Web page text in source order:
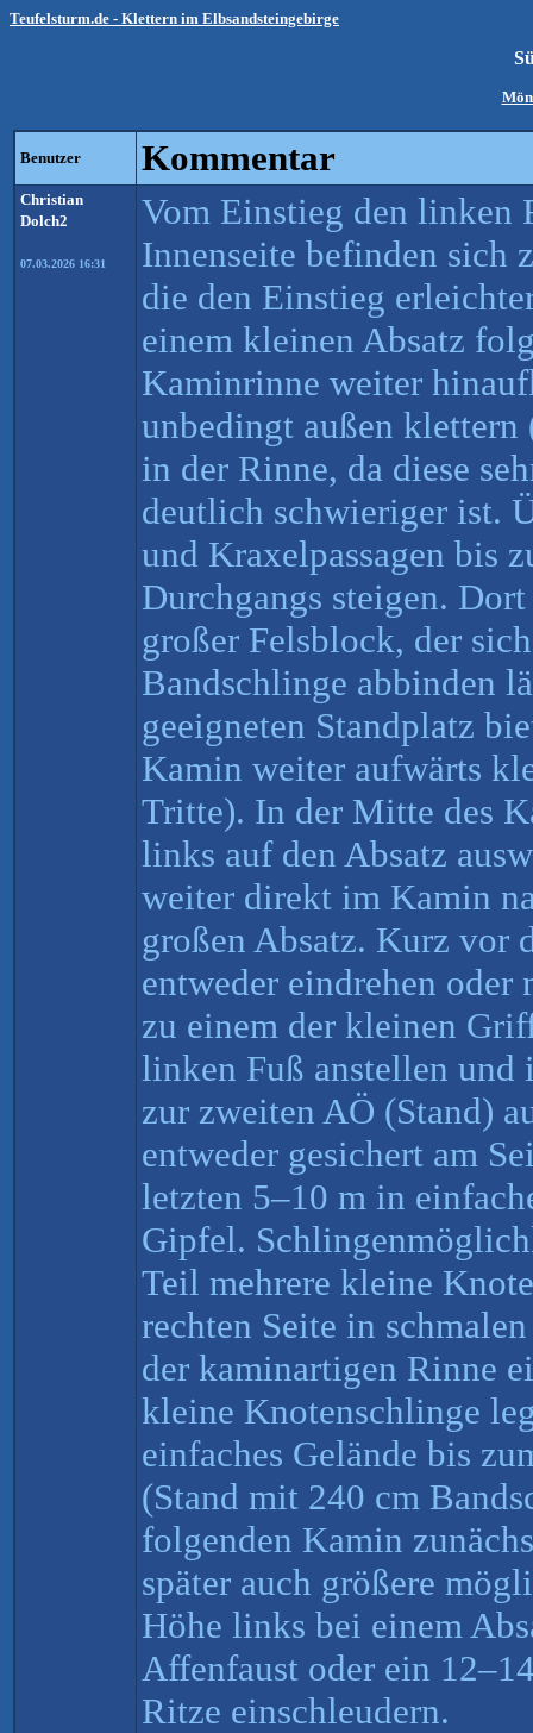
Teufelsturm.de - Klettern im Elbsandsteingebirge
Benutzer Kommentar
Christian
Dolch2
07.03.2026 16:31
Vom Einstieg den linken
Innenseite befinden sich
die den Einstieg
einem kleinen Absatz
Kaminrinne weiter
unbedingt außen
in der Rinne, da diese
deutlich schwieriger ist.
und Kraxelpassagen bis
Durchgangs steigen.
großer Felsblock, der
Bandschlinge abbinden
geeigneten Standplatz
Kamin weiter aufwärts
Tritte). In der Mitte des
links auf den Absatz
weiter direkt im Kamin
großen Absatz. Kurz vor
entweder eindrehen oder
zu einem der kleinen
linken Fuß anstellen
zur zweiten AÖ (Stand)
entweder gesichert am
letzten 5–10 m in
Gipfel.
Teil mehrere kleine
rechten Seite in
der kaminartigen Rinne
kleine Knotenschlinge
einfaches Gelände bis
(Stand mit 240 cm
folgenden Kamin
später auch größere
Höhe links bei einem
Affenfaust oder ein
Ritze einschleudern.